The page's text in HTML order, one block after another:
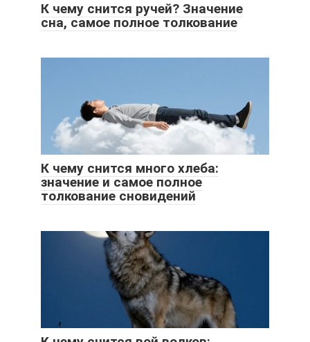
К чему снится ручей? Значение
сна, самое полное толкование
К чему снится много хлеба:
значение и самое полное
толкование сновидений